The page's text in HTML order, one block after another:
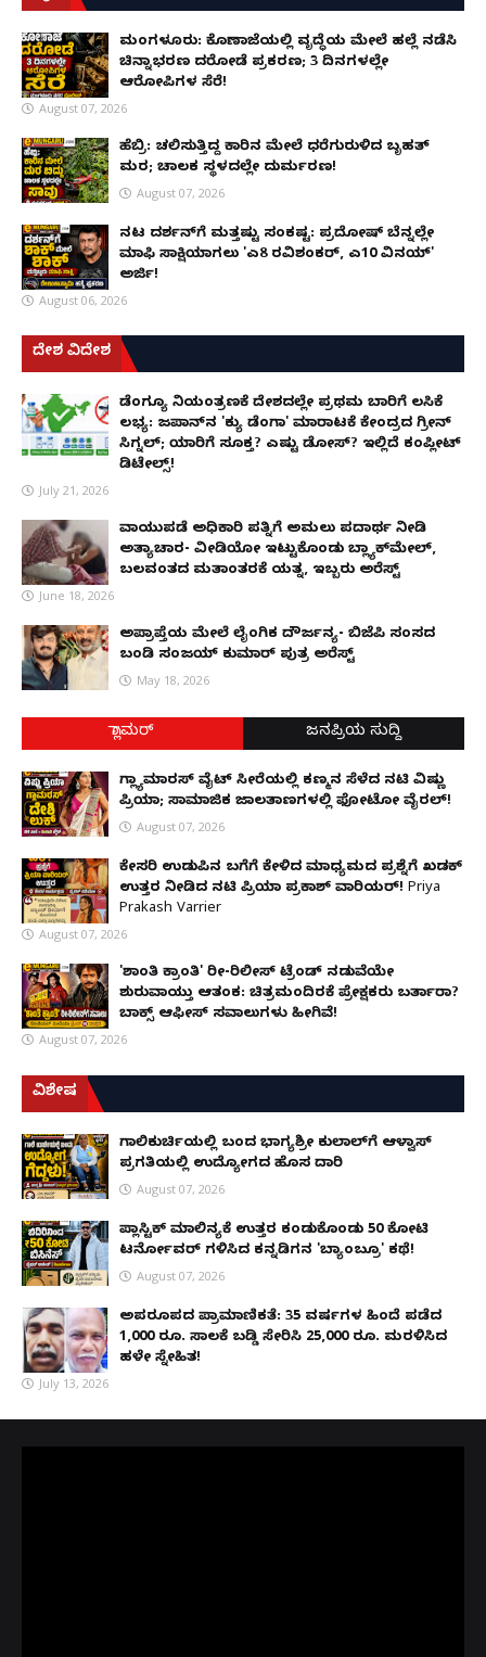
ಮಂಗಳೂರು: ಕೊಣಾಜೆಯಲ್ಲಿ ವೃದ್ಧೆಯ ಮೇಲೆ ಹಲ್ಲೆ ನಡೆಸಿ
ಚಿನ್ನಾಭರಣ ದರೋಡೆ ಪ್ರಕರಣ; 3 ದಿನಗಳಲ್ಲೇ
ಆರೋಪಿಗಳ ಸೆರೆ!
August 07, 2026
ಹೆಬ್ರಿ: ಚಲಿಸುತ್ತಿದ್ದ ಕಾರಿನ ಮೇಲೆ ಧರೆಗುರುಳಿದ ಬೃಹತ್
ಮರ; ಚಾಲಕ ಸ್ಥಳದಲ್ಲೇ ದುರ್ಮರಣ!
August 07, 2026
ನಟ ದರ್ಶನ್‌ಗೆ ಮತ್ತಷ್ಟು ಸಂಕಷ್ಟ: ಪ್ರದೋಷ್ ಬೆನ್ನಲ್ಲೇ
ಮಾಫಿ ಸಾಕ್ಷಿಯಾಗಲು 'ಎ8 ರವಿಶಂಕರ್, ಎ10 ವಿನಯ್'
ಅರ್ಜಿ!
August 06, 2026
ದೇಶ ವಿದೇಶ
ಡೆಂಗ್ಯೂ ನಿಯಂತ್ರಣಕ್ಕೆ ದೇಶದಲ್ಲೇ ಪ್ರಥಮ ಬಾರಿಗೆ ಲಸಿಕೆ
ಲಭ್ಯ: ಜಪಾನ್‌ನ 'ಕ್ಯು ಡೆಂಗಾ' ಮಾರಾಟಕ್ಕೆ ಕೇಂದ್ರದ ಗ್ರೀನ್
ಸಿಗ್ನಲ್; ಯಾರಿಗೆ ಸೂಕ್ತ? ಎಷ್ಟು ಡೋಸ್? ಇಲ್ಲಿದೆ ಕಂಪ್ಲೀಟ್
ಡಿಟೇಲ್ಸ್!
July 21, 2026
ವಾಯುಪಡೆ ಅಧಿಕಾರಿ ಪತ್ನಿಗೆ ಅಮಲು ಪದಾರ್ಥ ನೀಡಿ
ಅತ್ಯಾಚಾರ- ವೀಡಿಯೋ ಇಟ್ಟುಕೊಂಡು ಬ್ಲ್ಯಾಕ್‌ಮೇಲ್,
ಬಲವಂತದ ಮತಾಂತರಕ್ಕೆ ಯತ್ನ, ಇಬ್ಬರು ಅರೆಸ್ಟ್
June 18, 2026
ಅಪ್ರಾಪ್ತೆಯ ಮೇಲೆ ಲೈಂಗಿಕ ದೌರ್ಜನ್ಯ- ಬಿಜೆಪಿ ಸಂಸದ
ಬಂಡಿ ಸಂಜಯ್ ಕುಮಾರ್ ಪುತ್ರ ಅರೆಸ್ಟ್
May 18, 2026
ಗ್ಲಾಮರ್ ಜನಪ್ರಿಯ ಸುದ್ದಿ
ಗ್ಲ್ಯಾಮಾರಸ್ ವೈಟ್‌ ಸೀರೆಯಲ್ಲಿ ಕಣ್ಮನ ಸೆಳೆದ ನಟಿ ವಿಷ್ಣು
ಪ್ರಿಯಾ; ಸಾಮಾಜಿಕ ಜಾಲತಾಣಗಳಲ್ಲಿ ಫೋಟೋ ವೈರಲ್!
August 07, 2026
ಕೇಸರಿ ಉಡುಪಿನ ಬಗೆಗೆ ಕೇಳಿದ ಮಾಧ್ಯಮದ ಪ್ರಶ್ನೆಗೆ ಖಡಕ್
ಉತ್ತರ ನೀಡಿದ ನಟಿ ಪ್ರಿಯಾ ಪ್ರಕಾಶ್ ವಾರಿಯರ್! Priya
Prakash Varrier
August 07, 2026
'ಶಾಂತಿ ಕ್ರಾಂತಿ' ರೀ-ರಿಲೀಸ್ ಟ್ರೆಂಡ್ ನಡುವೆಯೇ
ಶುರುವಾಯ್ತು ಆತಂಕ: ಚಿತ್ರಮಂದಿರಕ್ಕೆ ಪ್ರೇಕ್ಷಕರು ಬರ್ತಾರಾ?
ಬಾಕ್ಸ್ ಆಫೀಸ್ ಸವಾಲುಗಳು ಹೀಗಿವೆ!
August 07, 2026
ವಿಶೇಷ
ಗಾಲಿಕುರ್ಚಿಯಲ್ಲಿ ಬಂದ ಭಾಗ್ಯಶ್ರೀ ಕುಲಾಲ್‌ಗೆ ಆಳ್ವಾಸ್
ಪ್ರಗತಿಯಲ್ಲಿ ಉದ್ಯೋಗದ ಹೊಸ ದಾರಿ
August 07, 2026
ಪ್ಲಾಸ್ಟಿಕ್ ಮಾಲಿನ್ಯಕ್ಕೆ ಉತ್ತರ ಕಂಡುಕೊಂಡು ₹50 ಕೋಟಿ
ಟರ್ನೋವರ್ ಗಳಿಸಿದ ಕನ್ನಡಿಗನ 'ಬ್ಯಾಂಬ್ರೂ' ಕಥೆ!
August 07, 2026
ಅಪರೂಪದ ಪ್ರಾಮಾಣಿಕತೆ: 35 ವರ್ಷಗಳ ಹಿಂದೆ ಪಡೆದ
1,000 ರೂ. ಸಾಲಕ್ಕೆ ಬಡ್ಡಿ ಸೇರಿಸಿ 25,000 ರೂ. ಮರಳಿಸಿದ
ಹಳೇ ಸ್ನೇಹಿತ!
July 13, 2026